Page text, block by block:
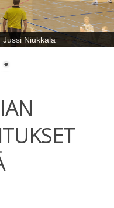
Niukkala